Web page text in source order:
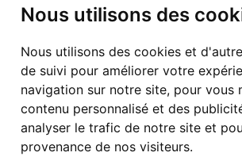
Nous utilisons des
Nous utilisons des cookies et
de suivi pour améliorer votre
navigation sur notre site, pour vous
contenu personnalisé et des
analyser le trafic de notre site et
provenance de nos visiteurs.
Miroir
couleur